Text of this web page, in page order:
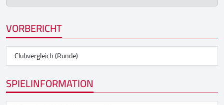
VORBERICHT
Clubvergleich (Runde)
SPIELINFORMATION